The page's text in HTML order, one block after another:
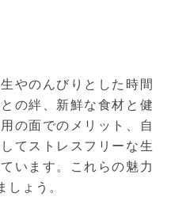
やのんびりとした時間
の絆、新鮮な食材と健
の面でのメリット、自
てストレスフリーな生
います。これらの魅力
ょう。